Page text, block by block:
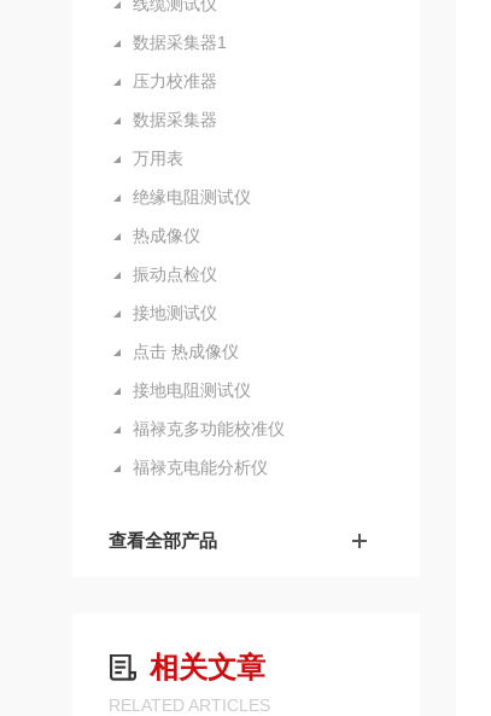
数据采集器1
压力校准器
数据采集器
万用表
绝缘电阻测试仪
热成像仪
振动点检仪
接地测试仪
点击 热成像仪
接地电阻测试仪
福禄克多功能校准仪
福禄克电能分析仪
查看全部产品
相关文章
RELATED ARTICLES